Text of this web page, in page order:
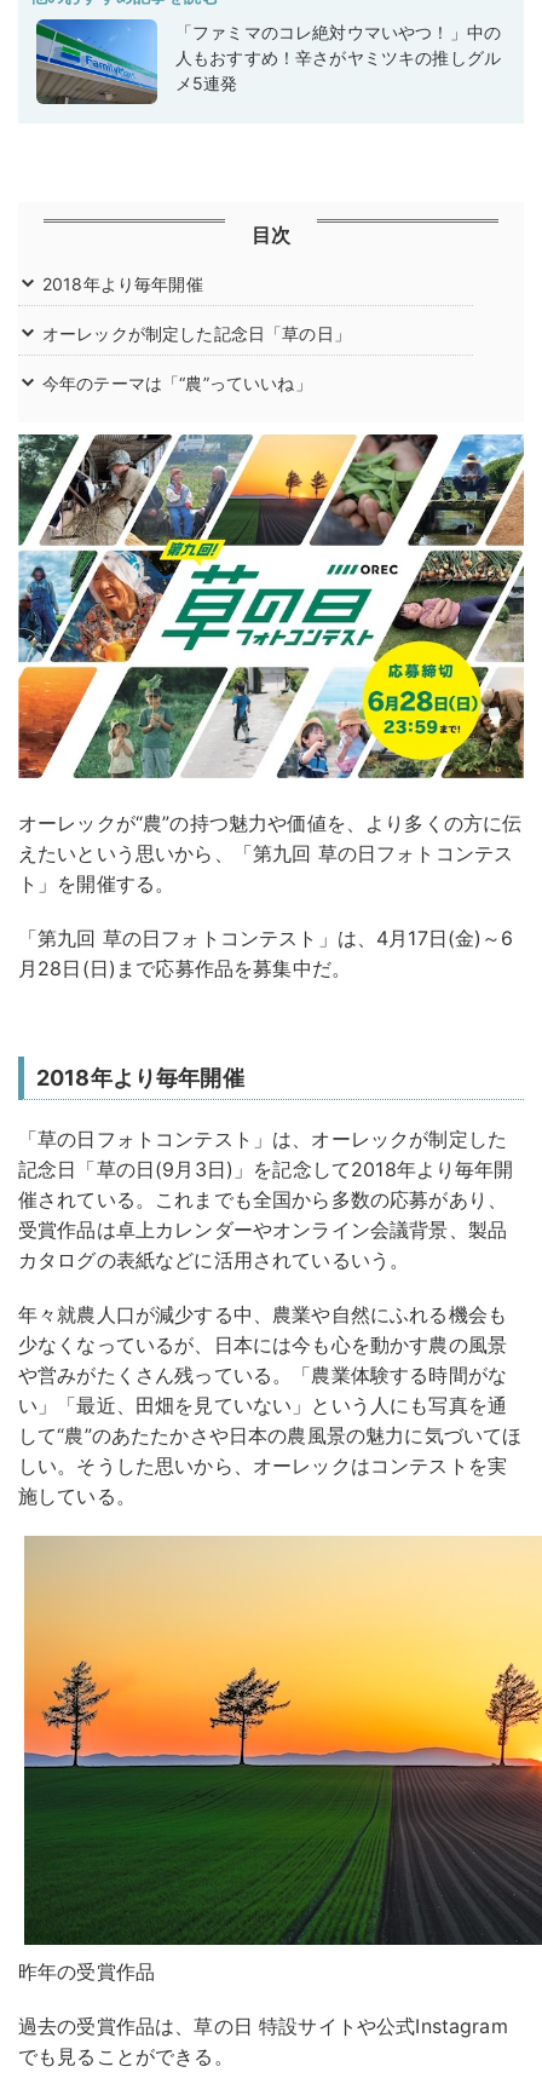
「ファミマのコレ絶対ウマいやつ！」中の
人もおすすめ！辛さがヤミツキの推しグル
メ5連発
目次
2018年より毎年開催
オーレックが制定した記念日「草の日」
今年のテーマは「“農”っていいね」
オーレックが“農”の持つ魅力や価値を、より多くの方に伝
えたいという思いから、「第九回 草の日フォトコンテス
ト」を開催する。
「第九回 草の日フォトコンテスト」は、4月17日(金)～6
月28日(日)まで応募作品を募集中だ。
2018年より毎年開催
「草の日フォトコンテスト」は、オーレックが制定した
記念日「草の日(9月3日)」を記念して2018年より毎年開
催されている。これまでも全国から多数の応募があり、
受賞作品は卓上カレンダーやオンライン会議背景、製品
カタログの表紙などに活用されているいう。
年々就農人口が減少する中、農業や自然にふれる機会も
少なくなっているが、日本には今も心を動かす農の風景
や営みがたくさん残っている。「農業体験する時間がな
い」「最近、田畑を見ていない」という人にも写真を通
して“農”のあたたかさや日本の農風景の魅力に気づいてほ
しい。そうした思いから、オーレックはコンテストを実
施している。
昨年の受賞作品
過去の受賞作品は、草の日 特設サイトや公式Instagram
でも見ることができる。